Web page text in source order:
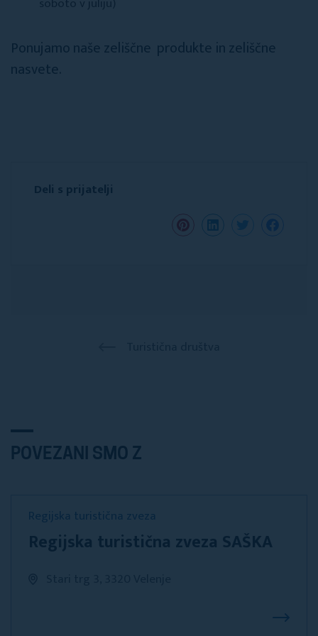
Ponujamo naše zeliščne produkte in zeliščne
nasvete.
Deli s prijatelji
POVEZANI SMO Z
Regijska turistična zveza
Regijska turistična zveza SAŠKA